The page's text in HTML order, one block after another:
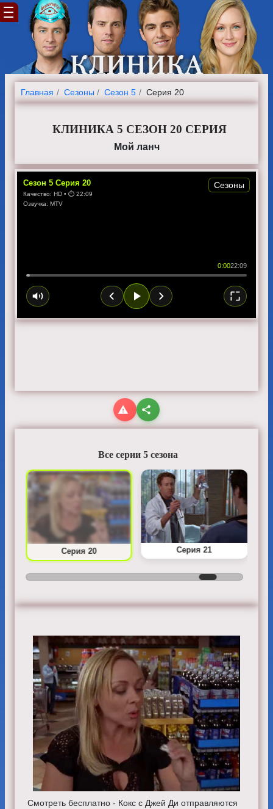
Главная Cезоны Сезон 5 Серия 20
КЛИНИКА 5 СЕЗОН 20 СЕРИЯ
Мой ланч
Сезон 5 Серия 20
Качество: HD • ⏱ 22:09
Озвучка: MTV
0:0022:09
Сезоны
Все серии 5 сезона
Серия 20 Серия 21
Смотреть бесплатно - Кокс с Джей Ди отправляются